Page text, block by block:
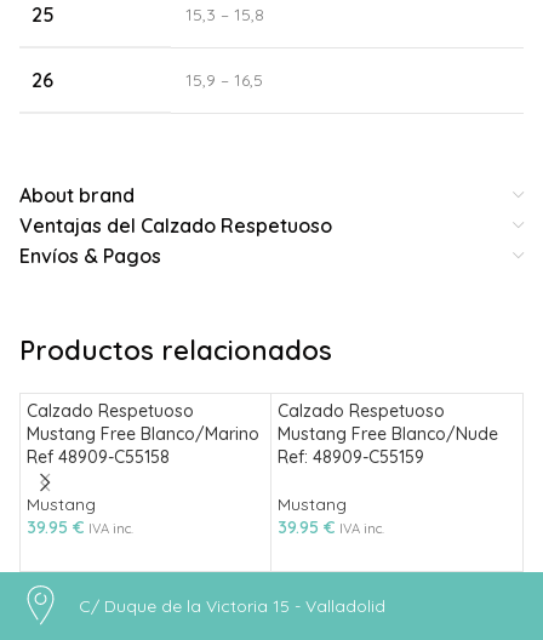
25 15,3 – 15,8
26 15,9 – 16,5
About brand
Ventajas del Calzado Respetuoso
Envíos & Pagos
Productos relacionados
Calzado Respetuoso
Mustang Free Blanco/Marino
Ref 48909-C55158
Mustang
39.95 € IVA inc.
Calzado Respetuoso
Mustang Free Blanco/Nude
Ref: 48909-C55159
Mustang
39.95 € IVA inc.
C/ Duque de la Victoria 15 - Valladolid